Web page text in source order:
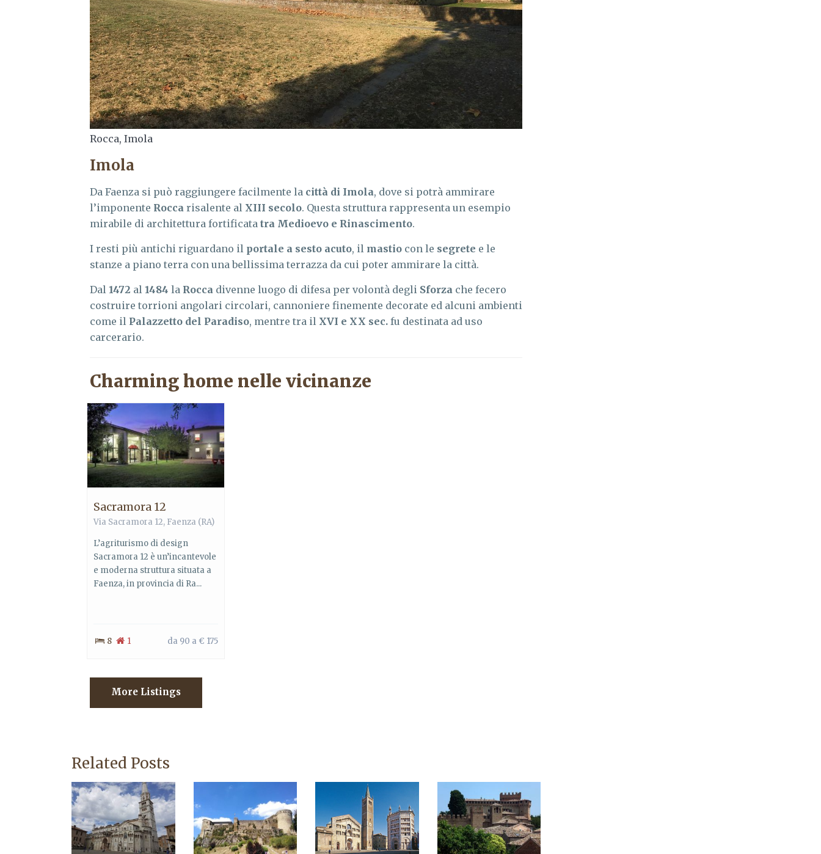
Rocca, Imola
Imola
Da Faenza si può raggiungere facilmente la città di Imola, dove si potrà ammirare
l’imponente Rocca risalente al XIII secolo. Questa struttura rappresenta un esempio
mirabile di architettura fortificata tra Medioevo e Rinascimento.
I resti più antichi riguardano il portale a sesto acuto, il mastio con le segrete e le
stanze a piano terra con una bellissima terrazza da cui poter ammirare la città.
Dal 1472 al 1484 la Rocca divenne luogo di difesa per volontà degli Sforza che fecero
costruire torrioni angolari circolari, cannoniere finemente decorate ed alcuni ambienti
come il Palazzetto del Paradiso, mentre tra il XVI e XX sec. fu destinata ad uso
carcerario.
Charming home nelle vicinanze
Sacramora 12
Via Sacramora 12, Faenza (RA)
L’agriturismo di design
Sacramora 12 è un’incantevole
e moderna struttura situata a
Faenza, in provincia di Ra...
8 1 da 90 a € 175
More Listings
Related Posts